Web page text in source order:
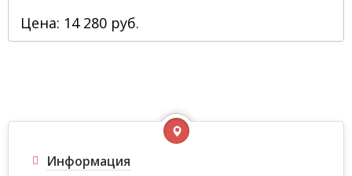
Цена: 14 280 руб.
Информация